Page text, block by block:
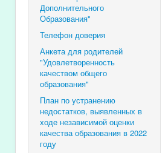
Дополнительного
Образования"
Телефон доверия
Анкета для родителей
"Удовлетворенность
качеством общего
образования"
План по устранению
недостатков, выявленных в
ходе независимой оценки
качества образования в 2022
году